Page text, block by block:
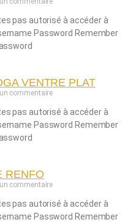
pas autorisé à accéder à
Password Remember
VENTRE PLAT
commentaire
pas autorisé à accéder à
Password Remember
RENFO
commentaire
pas autorisé à accéder à
Password Remember